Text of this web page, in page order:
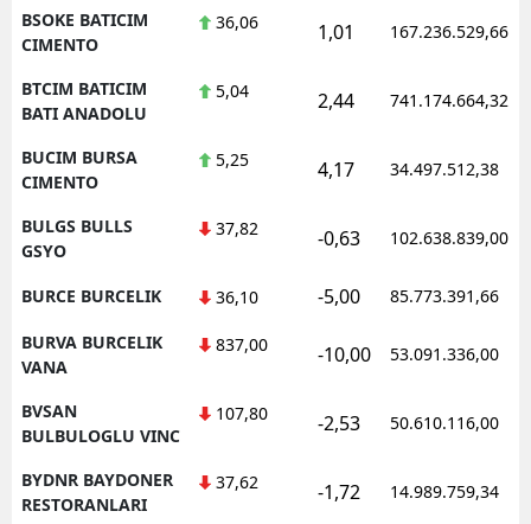
BSOKE BATICIM
CIMENTO
36,06 1,01 167.236.529,66
BTCIM BATICIM
BATI ANADOLU
5,04 2,44 741.174.664,32
BUCIM BURSA
CIMENTO
5,25 4,17 34.497.512,38
BULGS BULLS
GSYO
37,82 -0,63 102.638.839,00
BURCE BURCELIK 36,10 -5,00 85.773.391,66
BURVA BURCELIK
VANA
837,00 -10,00 53.091.336,00
BVSAN
BULBULOGLU VINC
107,80 -2,53 50.610.116,00
BYDNR BAYDONER
RESTORANLARI
37,62 -1,72 14.989.759,34